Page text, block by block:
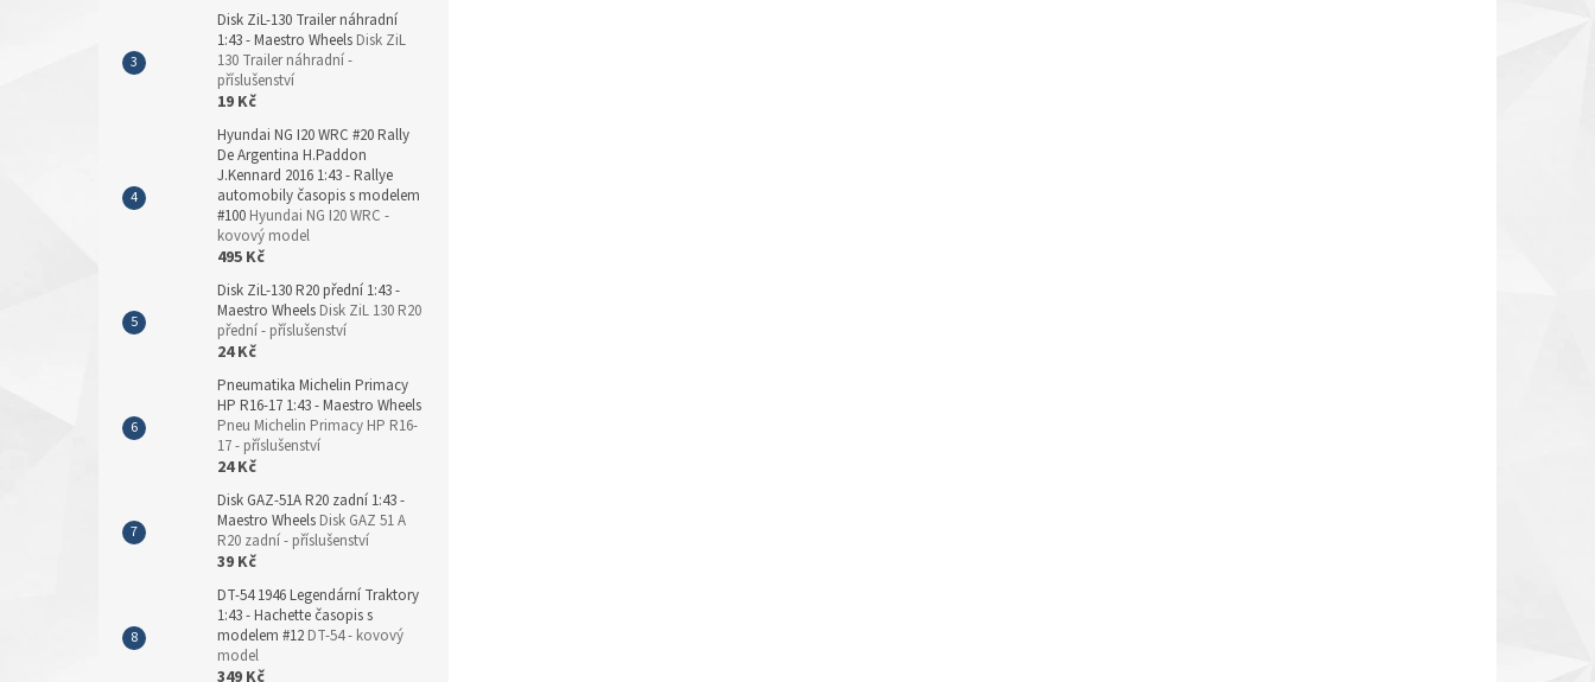
Disk ZiL-130 Trailer náhradní
1:43 - Maestro Wheels Disk ZiL
130 Trailer náhradní -
příslušenství
19 Kč
Hyundai NG I20 WRC #20 Rally
De Argentina H.Paddon
J.Kennard 2016 1:43 - Rallye
automobily časopis s modelem
#100 Hyundai NG I20 WRC -
kovový model
495 Kč
Disk ZiL-130 R20 přední 1:43 -
Maestro Wheels Disk ZiL 130 R20
přední - příslušenství
24 Kč
Pneumatika Michelin Primacy
HP R16-17 1:43 - Maestro Wheels
Pneu Michelin Primacy HP R16-
17 - příslušenství
24 Kč
Disk GAZ-51A R20 zadní 1:43 -
Maestro Wheels Disk GAZ 51 A
R20 zadní - příslušenství
39 Kč
DT-54 1946 Legendární Traktory
1:43 - Hachette časopis s
modelem #12 DT-54 - kovový
model
349 Kč